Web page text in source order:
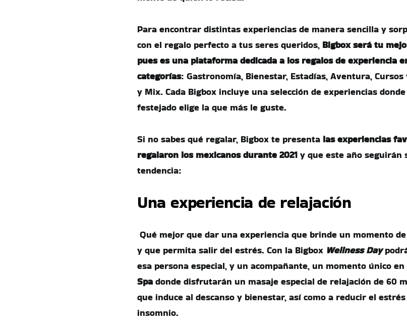
Para encontrar distintas experiencias de manera sencilla y
con el regalo perfecto a tus seres queridos, Bigbox será tu
pues es una plataforma dedicada a los regalos de experiencia
categorías: Gastronomía, Bienestar, Estadías, Aventura, Cursos
y Mix. Cada Bigbox incluye una selección de experiencias
festejado elige la que más le guste.
Si no sabes qué regalar, Bigbox te presenta las experiencias
regalaron los mexicanos durante 2021 y que este año seguirán
tendencia:
Una experiencia de relajación
Qué mejor que dar una experiencia que brinde un momento
y que permita salir del estrés. Con la Bigbox Wellness Day
esa persona especial, y un acompañante, un momento único en
Spa donde disfrutarán un masaje especial de relajación de 60
que induce al descanso y bienestar, así como a reducir el
insomnio.